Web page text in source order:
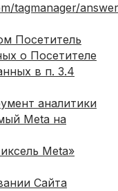
tagmanager/
Посетитель
о Посетителе
в п. 3.4
аналитики
Meta на
Meta»
Сайта